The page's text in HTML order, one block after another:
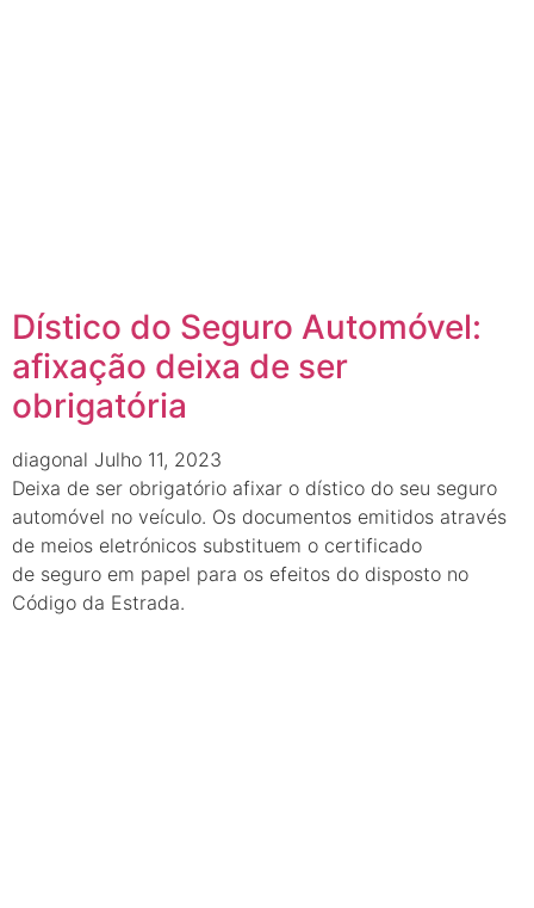
Dístico do Seguro Automóvel:
afixação deixa de ser
obrigatória
diagonal Julho 11, 2023
Deixa de ser obrigatório afixar o dístico do seu seguro
automóvel no veículo. Os documentos emitidos através
de meios eletrónicos substituem o certificado
de seguro em papel para os efeitos do disposto no
Código da Estrada.